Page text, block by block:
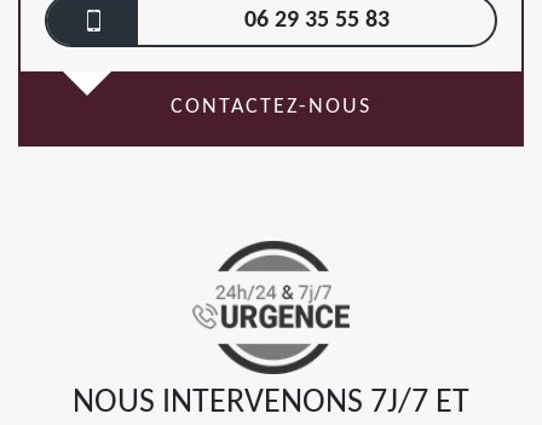
06 29 35 55 83
CONTACTEZ-NOUS
NOUS INTERVENONS 7J/7 ET